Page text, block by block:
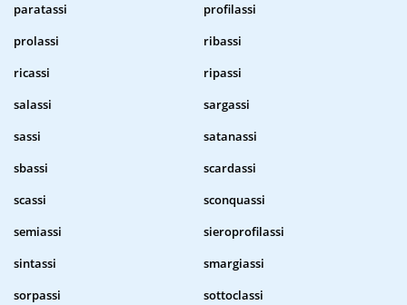
paratassi
profilassi
prolassi
ribassi
ricassi
ripassi
salassi
sargassi
sassi
satanassi
sbassi
scardassi
scassi
sconquassi
semiassi
sieroprofilassi
sintassi
smargiassi
sorpassi
sottoclassi